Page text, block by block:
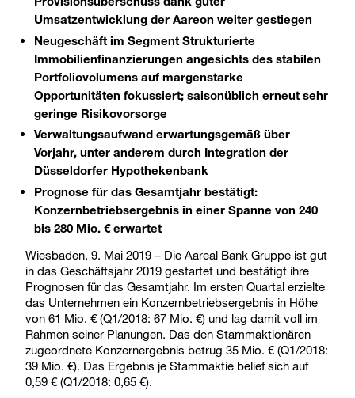
Provisionsüberschuss dank guter
Umsatzentwicklung der Aareon weiter gestiegen
Neugeschäft im Segment Strukturierte
Immobilienfinanzierungen angesichts des stabilen
Portfoliovolumens auf margenstarke
Opportunitäten fokussiert; saisonüblich erneut sehr
geringe Risikovorsorge
Verwaltungsaufwand erwartungsgemäß über
Vorjahr, unter anderem durch Integration der
Düsseldorfer Hypothekenbank
Prognose für das Gesamtjahr bestätigt:
Konzernbetriebsergebnis in einer Spanne von 240
bis 280 Mio. € erwartet
Wiesbaden, 9. Mai 2019 – Die Aareal Bank Gruppe ist gut
in das Geschäftsjahr 2019 gestartet und bestätigt ihre
Prognosen für das Gesamtjahr. Im ersten Quartal erzielte
das Unternehmen ein Konzernbetriebsergebnis in Höhe
von 61 Mio. € (Q1/2018: 67 Mio. €) und lag damit voll im
Rahmen seiner Planungen. Das den Stammaktionären
zugeordnete Konzernergebnis betrug 35 Mio. € (Q1/2018:
39 Mio. €). Das Ergebnis je Stammaktie belief sich auf
0,59 € (Q1/2018: 0,65 €).